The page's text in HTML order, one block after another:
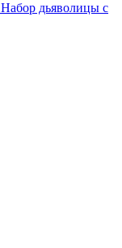
Набор дьяволицы с